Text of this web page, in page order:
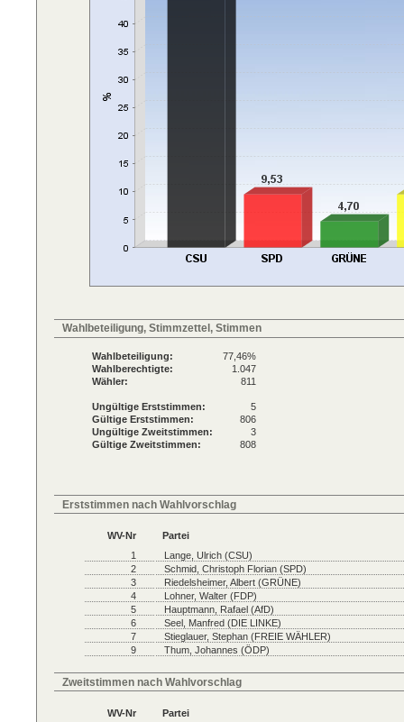
Wahlbeteiligung, Stimmzettel, Stimmen
Wahlbeteiligung:
77,46%
Wahlberechtigte:
1.047
Wähler:
811
Ungültige Erststimmen:
5
Gültige Erststimmen:
806
Ungültige Zweitstimmen:
3
Gültige Zweitstimmen:
808
Erststimmen nach Wahlvorschlag
WV-Nr
Partei
1
Lange, Ulrich (CSU)
2
Schmid, Christoph Florian (SPD)
3
Riedelsheimer, Albert (GRÜNE)
4
Lohner, Walter (FDP)
5
Hauptmann, Rafael (AfD)
6
Seel, Manfred (DIE LINKE)
7
Stieglauer, Stephan (FREIE WÄHLER)
9
Thum, Johannes (ÖDP)
Zweitstimmen nach Wahlvorschlag
WV-Nr Partei